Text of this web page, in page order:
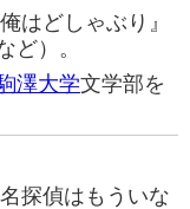
はどしゃぶり』
ど）。
澤大学文学部を
探偵はもういな